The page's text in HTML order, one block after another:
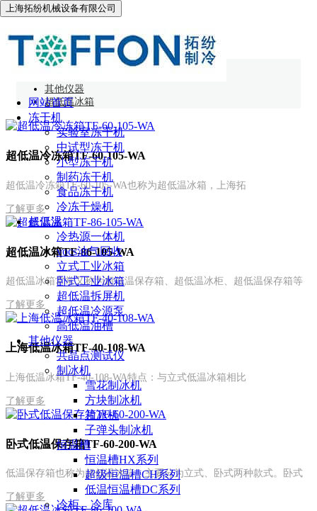
上海拓纷机械设备有限公司
网站首页
冻干机
实验室冻干机
中试型冻干机
小型冻干机
制药冻干机
食品冻干机
冷冻干燥机
超低温
冷热源一体机
vocs油气回收
立式工业冰箱
卧式工业冰箱
超低温拆屏机
超低温冷源泵
高低温油槽
其他仪器
共晶点测试仪
制冰机
雪花制冰机
方块制冰机
片冰机
子弹头制冰机
恒温槽
恒温槽HX系列
超级恒温槽CH系列
低温恒温槽DC系列
冷柜、冷库
超低温冰箱
其他仪器
超低温冰箱
超低温冷冻箱TF-60-105-WA
超低温冷冻箱TF-60-105-WA也称为超低温冰箱，上海拓
了解更多
超低温冰箱TF-86-105-WA
超低温冰箱常常又称为超低温保存箱、超低温冰柜、超低温保存箱等
了解更多
上海低温冰箱TF-40-108-WA
上海低温冰箱TF-40-108-WA特点：与立式低温冰箱相比
了解更多
卧式低温保存箱TF-60-200-WA
低温保存箱也称为超低温冰箱，主要分为立式、卧式两种款式。卧式
了解更多